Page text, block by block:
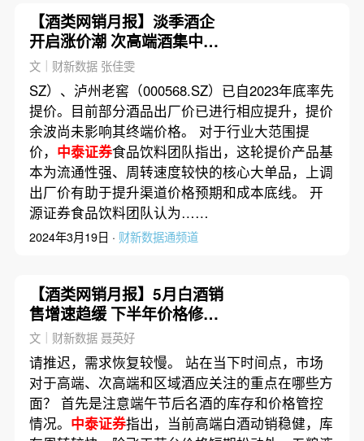
【酒类网销月报】淡季酒企
开启涨价潮 次高端酒集中提
价
文｜财新数据 张佳雯
SZ）、泸州老窖（000568.SZ）已自2023年底率先
提价。目前部分酒品出厂价已进行相应提升，提价
余波尚未影响其终端价格。 对于行业大范围提
价， 中泰证券食品饮料团队指出，这轮提价产品基
本为流通性强、周转速度较快的核心大单品，上调
出厂价有助于提升渠道价格预期和成本底线。 开
源证券食品饮料团队认为……
2024年3月19日 · 财新数据通频道
【酒类网销月报】5月白酒销
售增速趋缓 下半年价格修复
可能性较大
文｜财新数据 聂英好
请推迟，需求恢复较慢。 站在当下时间点，市场
对于高端、次高端和区域酒应关注的重点在哪些方
面？ 首先是注意端午节后名酒的库存和价格管控
情况。 中泰证券指出，当前高端白酒动销稳健，库